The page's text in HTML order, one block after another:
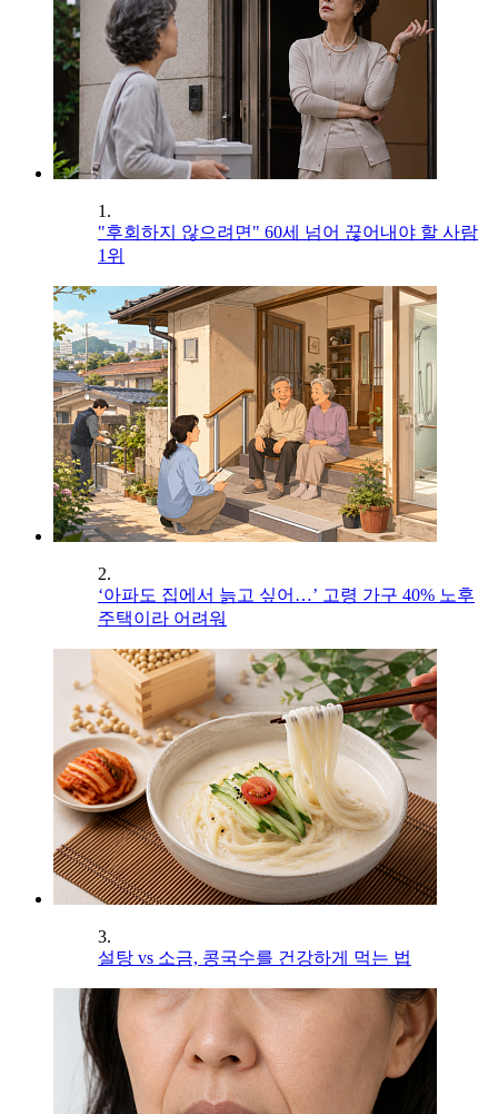
1.
"후회하지 않으려면" 60세 넘어 끊어내야 할 사람
1위
2.
‘아파도 집에서 늙고 싶어…’ 고령 가구 40% 노후
주택이라 어려워
3.
설탕 vs 소금, 콩국수를 건강하게 먹는 법